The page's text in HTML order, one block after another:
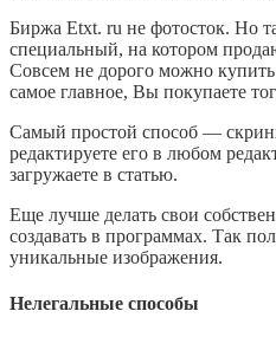
Биржа Etxt. ru не фотосток. Но
специальный, на котором
Совсем не дорого можно
самое главное, Вы покупаете
Самый простой способ —
редактируете его в любом
загружаете в статью.
Еще лучше делать свои
создавать в программах. Так
уникальные изображения.
Нелегальные способы